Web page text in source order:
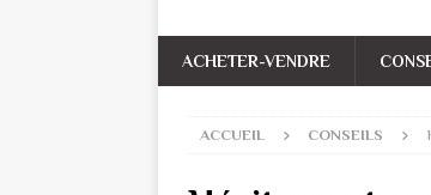
ACHETER-VENDRE
ACCUEIL CONSEILS